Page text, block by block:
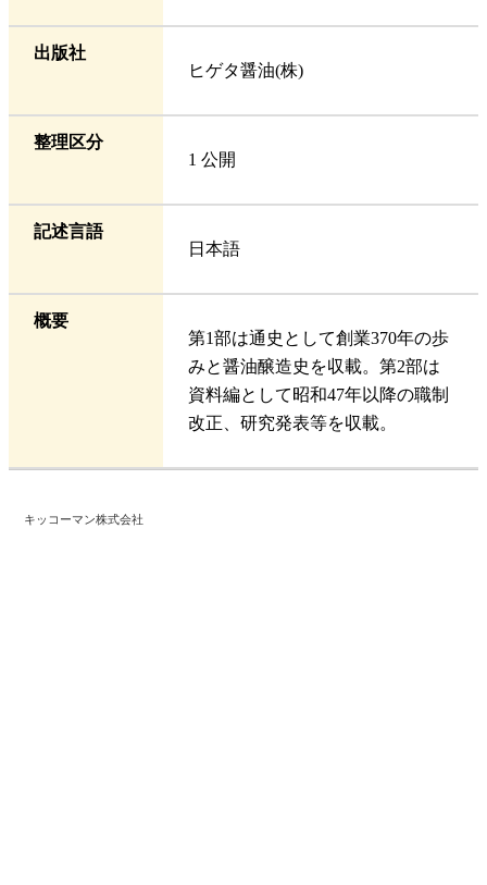
出版社
ヒゲタ醤油(株)
整理区分
1 公開
記述言語
日本語
概要
第1部は通史として創業370年の歩
みと醤油醸造史を収載。第2部は
資料編として昭和47年以降の職制
改正、研究発表等を収載。
キッコーマン株式会社